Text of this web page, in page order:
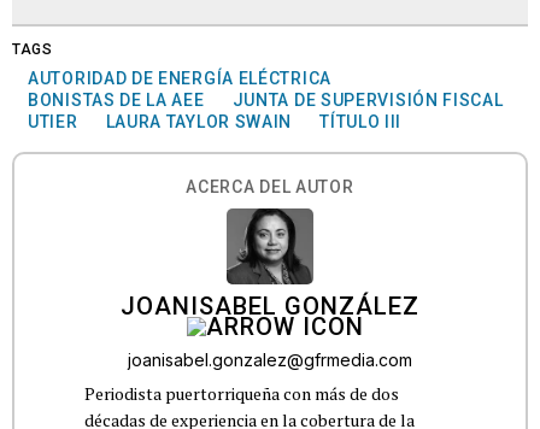
TAGS
AUTORIDAD DE ENERGÍA ELÉCTRICA
BONISTAS DE LA AEE
JUNTA DE SUPERVISIÓN FISCAL
UTIER
LAURA TAYLOR SWAIN TÍTULO III
ACERCA DEL AUTOR
JOANISABEL GONZÁLEZ
joanisabel.gonzalez@gfrmedia.com
Periodista puertorriqueña con más de dos
décadas de experiencia en la cobertura de la